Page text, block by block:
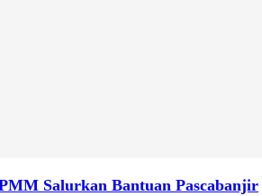
Salurkan Bantuan Pascabanjir